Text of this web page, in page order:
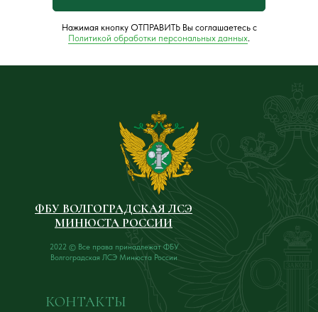
Нажимая кнопку ОТПРАВИТЬ Вы соглашаетесь с
Политикой обработки персональных данных.
ФБУ ВОЛГОГРАДСКАЯ ЛСЭ
МИНЮСТА РОССИИ
2022 © Все права принадлежат ФБУ
Волгоградская ЛСЭ Минюста России
КОНТАКТЫ